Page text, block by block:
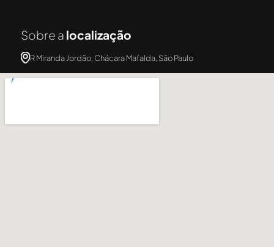
Sobre a localização
R Miranda Jordão, Chácara Mafalda, São Paulo